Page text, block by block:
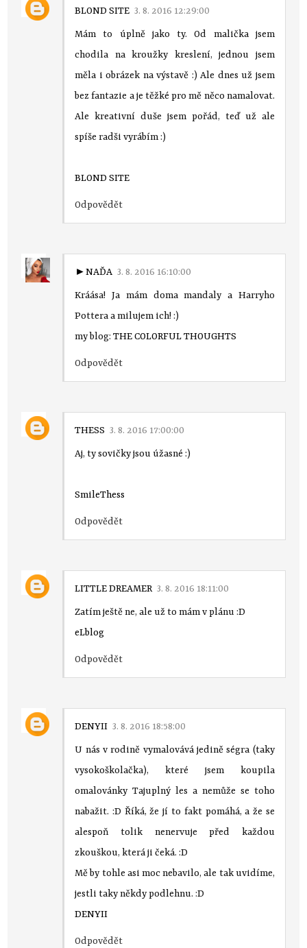
BLOND SITE 3. 8. 2016 12:29:00
Mám to úplně jako ty. Od malička jsem
chodila na kroužky kreslení, jednou jsem
měla i obrázek na výstavě :) Ale dnes už jsem
bez fantazie a je těžké pro mě něco namalovat.
Ale kreativní duše jsem pořád, teď už ale
spíše radši vyrábím :)
BLOND SITE
Odpovědět
►NAĎA 3. 8. 2016 16:10:00
Kráása! Ja mám doma mandaly a Harryho
Pottera a milujem ich! :)
my blog:THE COLORFUL THOUGHTS
Odpovědět
THESS 3. 8. 2016 17:00:00
Aj, ty sovičky jsou úžasné :)
SmileThess
Odpovědět
LITTLE DREAMER 3. 8. 2016 18:11:00
Zatím ještě ne, ale už to mám v plánu :D
eLblog
Odpovědět
DENYII 3. 8. 2016 18:58:00
U nás v rodině vymalovává jedině ségra (taky
vysokoškolačka), které jsem koupila
omalovánky Tajuplný les a nemůže se toho
nabažit. :D Říká, že jí to fakt pomáhá, a že se
alespoň tolik nenervuje před každou
zkouškou, která ji čeká. :D
Mě by tohle asi moc nebavilo, ale tak uvidíme,
jestli taky někdy podlehnu. :D
DENYII
Odpovědět